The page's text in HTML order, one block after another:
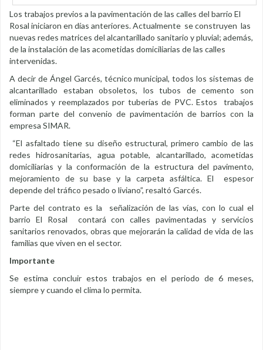
Los trabajos previos a la pavimentación de las calles del barrio El
Rosal iniciaron en días anteriores. Actualmente se construyen las
nuevas redes matrices del alcantarillado sanitario y pluvial; además,
de la instalación de las acometidas domiciliarias de las calles
intervenidas.
A decir de Ángel Garcés, técnico municipal, todos los sistemas de
alcantarillado estaban obsoletos, los tubos de cemento son
eliminados y reemplazados por tuberías de PVC. Estos trabajos
forman parte del convenio de pavimentación de barrios con la
empresa SIMAR.
“El asfaltado tiene su diseño estructural, primero cambio de las
redes hidrosanitarias, agua potable, alcantarillado, acometidas
domiciliarias y la conformación de la estructura del pavimento,
mejoramiento de su base y la carpeta asfáltica. El espesor
depende del tráfico pesado o liviano”, resaltó Garcés.
Parte del contrato es la señalización de las vías, con lo cual el
barrio El Rosal contará con calles pavimentadas y servicios
sanitarios renovados, obras que mejorarán la calidad de vida de las
familias que viven en el sector.
Importante
Se estima concluir estos trabajos en el periodo de 6 meses,
siempre y cuando el clima lo permita.